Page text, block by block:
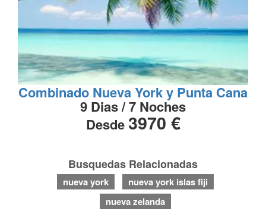
Combinado Nueva York y Punta Cana
9 Dias / 7 Noches
Desde 3970 €
Busquedas Relacionadas
nueva york
nueva york islas fiji
nueva zelanda